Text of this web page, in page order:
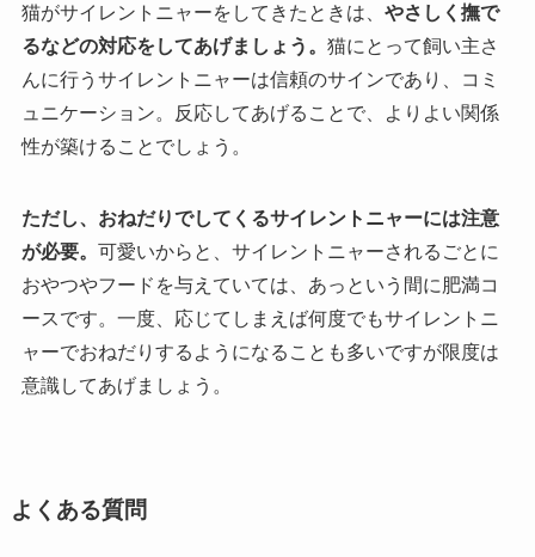
猫がサイレントニャーをしてきたときは、 やさしく撫で
るなどの対応をしてあげましょう。 猫にとって飼い主さ
んに行うサイレントニャーは信頼のサインであり、コミ
ュニケーション。反応してあげることで、よりよい関係
性が築けることでしょう。
ただし、おねだりでしてくるサイレントニャーには注意
が必要。 可愛いからと、サイレントニャーされるごとに
おやつやフードを与えていては、あっという間に肥満コ
ースです。一度、応じてしまえば何度でもサイレントニ
ャーでおねだりするようになることも多いですが限度は
意識してあげましょう。
よくある質問